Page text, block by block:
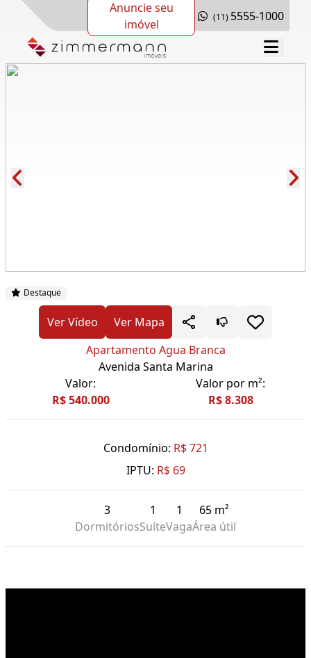
Anuncie seu
imóvel
(11) 5555-1000
Destaque
Ver Vídeo
Ver Mapa
Apartamento Agua Branca
Avenida Santa Marina
Valor:
R$ 540.000
Valor por m²:
R$ 8.308
Condomínio: R$ 721
IPTU: R$ 69
3
Dormitórios
1
Suíte
1
Vaga
65 m²
Área útil